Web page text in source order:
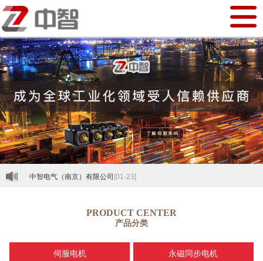
中智电气（南京）有限公司 [01-23]
PRODUCT CENTER
产品分类
伺服电机 永磁同步电机